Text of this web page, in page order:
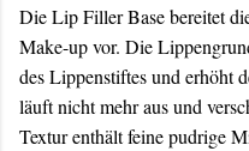
Die Lip Filler Base bereitet
Make-up vor. Die
des Lippenstiftes und erhöht
läuft nicht mehr aus und
Textur enthält feine pudrige